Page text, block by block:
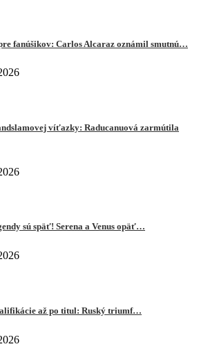
fanúšikov: Carlos Alcaraz oznámil smutnú…
víťazky: Raducanuová zarmútila
sú späť! Serena a Venus opäť…
až po titul: Ruský triumf…